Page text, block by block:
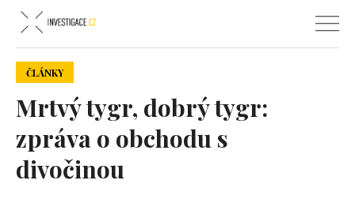
ČLÁNKY
Mrtvý tygr, dobrý tygr:
zpráva o obchodu s
divočinou